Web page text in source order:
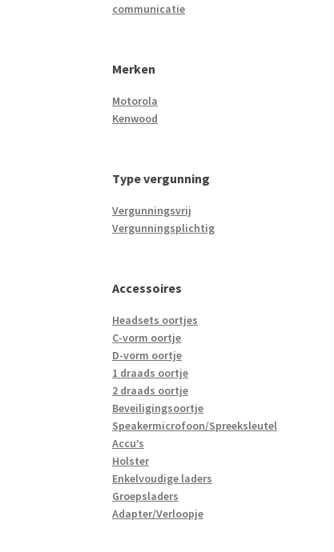
communicatie
Merken
Motorola
Kenwood
Type vergunning
Vergunningsvrij
Vergunningsplichtig
Accessoires
Headsets oortjes
C-vorm oortje
D-vorm oortje
1 draads oortje
2 draads oortje
Beveiligingsoortje
Speakermicrofoon/Spreeksleutel
Accu’s
Holster
Enkelvoudige laders
Groepsladers
Adapter/Verloopje